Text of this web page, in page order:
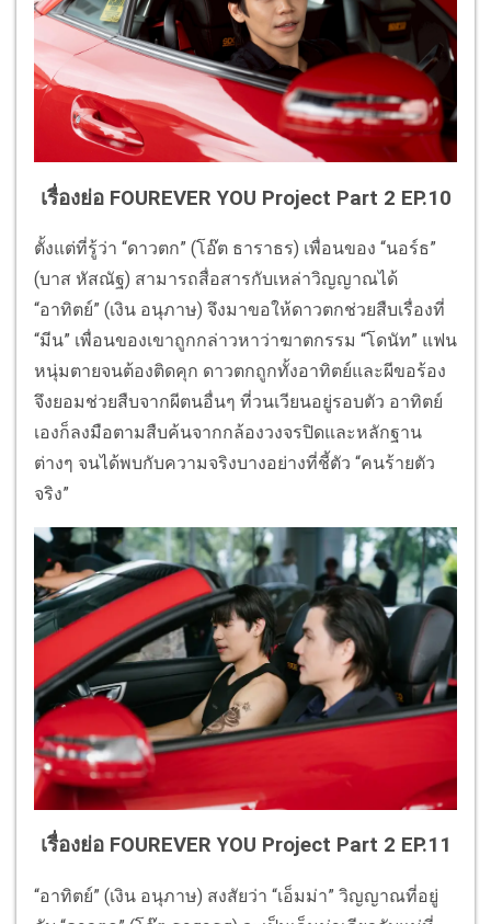
เรื่องย่อ FOUREVER YOU Project Part 2 EP.10
ตั้งแต่ที่รู้ว่า “ดาวตก” (โอ๊ต ธาราธร) เพื่อนของ “นอร์ธ”
(บาส หัสณัฐ) สามารถสื่อสารกับเหล่าวิญญาณได้
“อาทิตย์” (เงิน อนุภาษ) จึงมาขอให้ดาวตกช่วยสืบเรื่องที่
“มีน” เพื่อนของเขาถูกกล่าวหาว่าฆาตกรรม “โดนัท” แฟน
หนุ่มตายจนต้องติดคุก ดาวตกถูกทั้งอาทิตย์และผีขอร้อง
จึงยอมช่วยสืบจากผีตนอื่นๆ ที่วนเวียนอยู่รอบตัว อาทิตย์
เองก็ลงมือตามสืบค้นจากกล้องวงจรปิดและหลักฐาน
ต่างๆ จนได้พบกับความจริงบางอย่างที่ชี้ตัว “คนร้ายตัว
จริง”
เรื่องย่อ FOUREVER YOU Project Part 2 EP.11
“อาทิตย์” (เงิน อนุภาษ) สงสัยว่า “เอ็มม่า” วิญญาณที่อยู่